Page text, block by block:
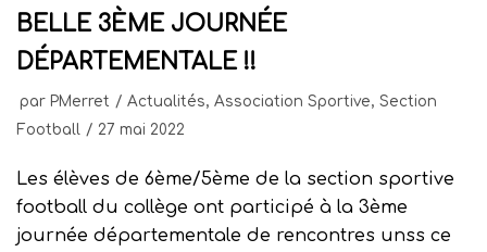
BELLE 3ÈME JOURNÉE
DÉPARTEMENTALE !!
par PMerret Actualités, Association Sportive, Section
Football
27 mai 2022
Les élèves de 6ème/5ème de la section sportive
football du collège ont participé à la 3ème
journée départementale de rencontres unss ce